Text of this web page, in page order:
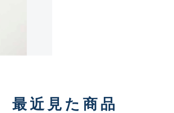
C-
い品
最近見た商品